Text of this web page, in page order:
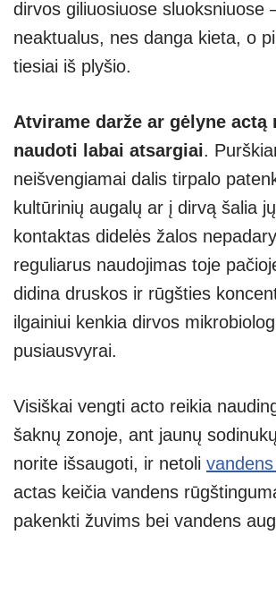
dirvos giliuosiuose sluoksniuose
neaktualus, nes danga kieta, o
tiesiai iš plyšio.
Atvirame darže ar gėlyne actą
naudoti labai atsargiai.
neišvengiamai dalis tirpalo
kultūrinių augalų ar į dirvą šalia
kontaktas didelės žalos
reguliarus naudojimas toje
didina druskos ir rūgšties
ilgainiui kenkia dirvos
pusiausvyrai.
Visiškai vengti acto reikia
šaknų zonoje, ant jaunų
norite išsaugoti, ir netoli
actas keičia vandens
pakenkti žuvims bei vandens